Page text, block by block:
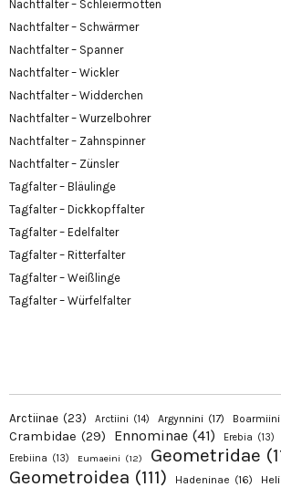
Nachtfalter – Schleiermotten
Nachtfalter – Schwärmer
Nachtfalter – Spanner
Nachtfalter – Wickler
Nachtfalter – Widderchen
Nachtfalter – Wurzelbohrer
Nachtfalter – Zahnspinner
Nachtfalter – Zünsler
Tagfalter – Bläulinge
Tagfalter – Dickkopffalter
Tagfalter – Edelfalter
Tagfalter – Ritterfalter
Tagfalter – Weißlinge
Tagfalter – Würfelfalter
Arctiinae (23) Arctiini (14) Argynnini (17) Boarmiini
Crambidae (29) Ennominae (41) Erebia (13)
Erebiina (13) Eumaeini (12) Geometridae
Geometroidea (111) Hadeninae (16)